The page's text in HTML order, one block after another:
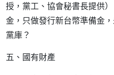
授，黨工、協會秘書長提供
金，只做發行新台幣準備金
黨庫？
五、國有財產